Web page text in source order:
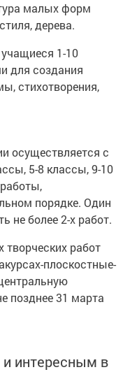
малых форм
дерева.
учащиеся 1-10
для создания
стихотворения,
осуществляется с
5-8 классы, 9-10
порядке. Один
не более 2-х работ.
работ
плоскостные-
позднее 31 марта
интересным в